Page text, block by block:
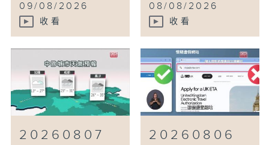
09/08/2026
收看
08/08/2026
收看
20260807 20260806